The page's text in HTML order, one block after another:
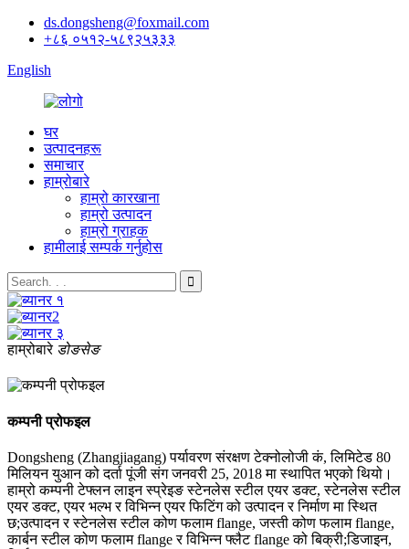
ds.dongsheng@foxmail.com
+८६ ०५१२-५८९२५३३३
English
घर
उत्पादनहरू
समाचार
हाम्रोबारे
हाम्रो कारखाना
हाम्रो उत्पादन
हाम्रो ग्राहक
हामीलाई सम्पर्क गर्नुहोस
हाम्रोबारे डोङसेङ
कम्पनी प्रोफइल
Dongsheng (Zhangjiagang) पर्यावरण संरक्षण टेक्नोलोजी कं, लिमिटेड 80
मिलियन युआन को दर्ता पूंजी संग जनवरी 25, 2018 मा स्थापित भएको थियो।
हाम्रो कम्पनी टेफ्लन लाइन स्प्रेइङ स्टेनलेस स्टील एयर डक्ट, स्टेनलेस स्टील
एयर डक्ट, एयर भल्भ र विभिन्न एयर फिटिंग को उत्पादन र निर्माण मा स्थित
छ;उत्पादन र स्टेनलेस स्टील कोण फलाम flange, जस्ती कोण फलाम flange,
कार्बन स्टील कोण फलाम flange र विभिन्न फ्लैट flange को बिक्री;डिजाइन,